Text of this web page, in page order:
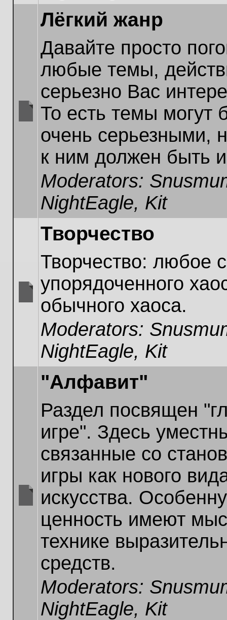
unread
Лёгкий жанр
Давайте просто
любые темы,
серьезно Вас
То есть темы могут
очень серьезными,
к ним должен быть
Moderators:
NightEagle, Kit
Творчество
Творчество: любое
упорядоченного
обычного хаоса.
Moderators:
NightEagle, Kit
"Алфавит"
Раздел посвящен
игре". Здесь
связанные со
игры как нового
искусства.
ценность имеют
технике
средств.
Moderators:
NightEagle, Kit